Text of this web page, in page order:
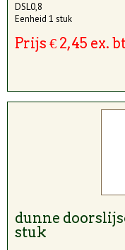
DSL0,8
Eenheid 1 stuk
Prijs € 2,45 ex.
dunne
stuk